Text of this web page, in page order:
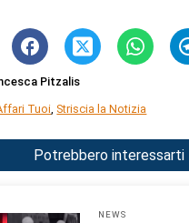
Pitzalis
Tuoi ,Striscia la Notizia
Potrebbero interessarti
NEWS